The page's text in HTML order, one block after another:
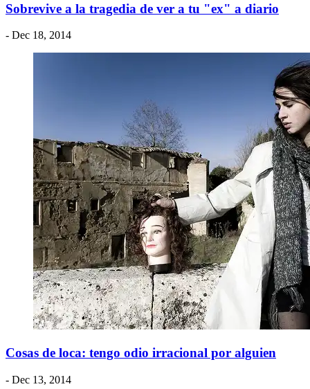
Sobrevive a la tragedia de ver a tu "ex" a diario
- Dec 18, 2014
Cosas de loca: tengo odio irracional por alguien
- Dec 13, 2014